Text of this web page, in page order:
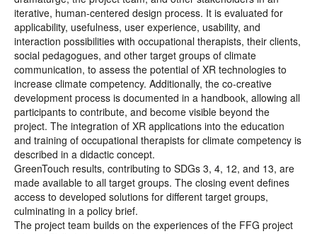
iterative, human-centered design process. It is evaluated for
applicability, usefulness, user experience, usability, and
interaction possibilities with occupational therapists, their clients,
social pedagogues, and other target groups of climate
communication, to assess the potential of XR technologies to
increase climate competency. Additionally, the co-creative
development process is documented in a handbook, allowing all
participants to contribute, and become visible beyond the
project. The integration of XR applications into the education
and training of occupational therapists for climate competency is
described in a didactic concept.
GreenTouch results, contributing to SDGs 3, 4, 12, and 13, are
made available to all target groups. The closing event defines
access to developed solutions for different target groups,
culminating in a policy brief.
The project team builds on the experiences of the FFG project